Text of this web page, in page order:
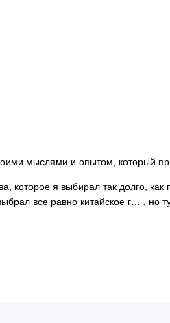
мыслями и опытом, который
которое я выбирал так долго, как
все равно китайское г… ,